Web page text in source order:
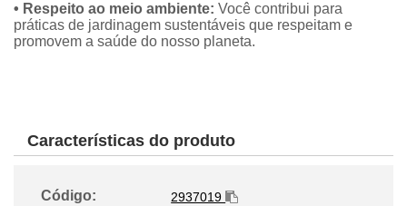
• Respeito ao meio ambiente: Você contribui para
práticas de jardinagem sustentáveis que respeitam e
promovem a saúde do nosso planeta.
Características do produto
Código: 2937019